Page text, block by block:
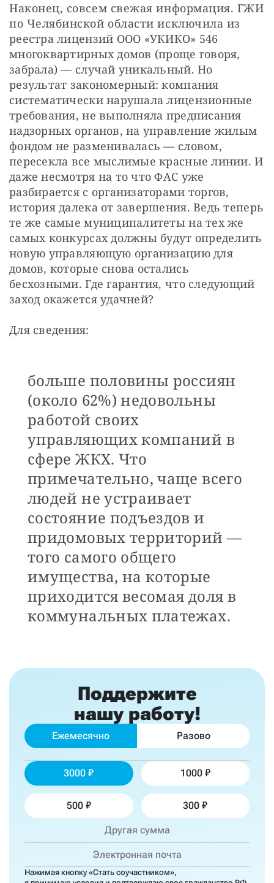
Наконец, совсем свежая информация. ГЖИ
по Челябинской области исключила из
реестра лицензий ООО «УКИКО» 546
многоквартирных домов (проще говоря,
забрала) — случай уникальный. Но
результат закономерный: компания
систематически нарушала лицензионные
требования, не выполняла предписания
надзорных органов, на управление жилым
фондом не разменивалась — словом,
пересекла все мыслимые красные линии. И
даже несмотря на то что ФАС уже
разбирается с организаторами торгов,
история далека от завершения. Ведь теперь
те же самые муниципалитеты на тех же
самых конкурсах должны будут определить
новую управляющую организацию для
домов, которые снова остались
бесхозными. Где гарантия, что следующий
заход окажется удачней?
Для сведения:
больше половины россиян
(около 62%) недовольны
работой своих
управляющих компаний в
сфере ЖКХ. Что
примечательно, чаще всего
людей не устраивает
состояние подъездов и
придомовых территорий —
того самого общего
имущества, на которые
приходится весомая доля в
коммунальных платежах.
Поддержите
нашу работу!
Ежемесячно Разово
3000 1000
500 300
Нажимая кнопку «Стать соучастником»,